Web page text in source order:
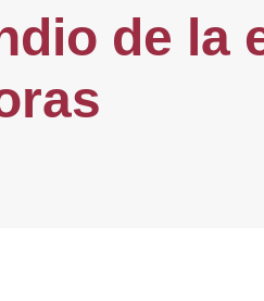
de la